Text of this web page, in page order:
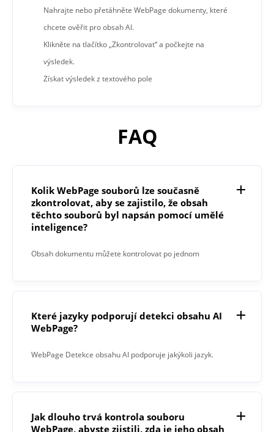
Nahrajte nebo přetáhněte WebPage dokumenty, které
chcete ověřit pro obsah AI.
Klikněte na tlačítko „Zkontrolovat“ a počkejte na
výsledek.
Získat výsledek z textového pole
FAQ
Kolik WebPage souborů lze současně
zkontrolovat, aby se zajistilo, že obsah
těchto souborů byl napsán pomocí umělé
inteligence?
Obsah dokumentu můžete kontrolovat po jednom
Které jazyky podporují detekci obsahu AI
WebPage?
WebPage Detekce obsahu AI podporuje jakýkoli jazyk.
Jak dlouho trvá kontrola souboru
WebPage, abyste zjistili, zda je jeho obsah